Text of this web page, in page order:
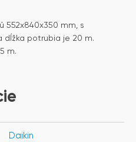
552x840x350 mm, s
dĺžka potrubia je 20 m.
m.
Daikin